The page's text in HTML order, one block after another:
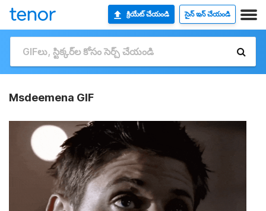
క్రియేట్ చేయండి సైన్ ఇన్ చేయండి
Msdeemena GIF